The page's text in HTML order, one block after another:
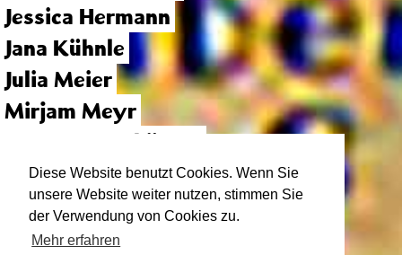
Diese Website benutzt Cookies. Wenn Sie
unsere Website weiter nutzen, stimmen Sie
der Verwendung von Cookies zu.
Mehr erfahren
Jessica Hermann
Jana Kühnle
Julia Meier
Mirjam Meyr
Laura Oppenhäuser
Franziska Schmitz
Birgit Werner